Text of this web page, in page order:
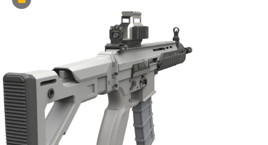
Премиум